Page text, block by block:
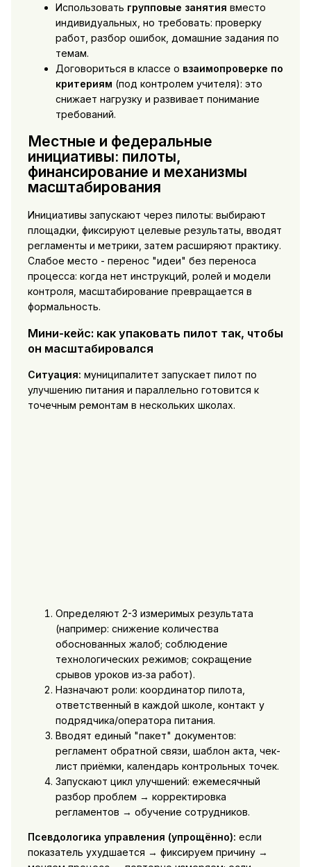
Использовать групповые занятия вместо
индивидуальных, но требовать: проверку
работ, разбор ошибок, домашние задания по
темам.
Договориться в классе о взаимопроверке по
критериям (под контролем учителя): это
снижает нагрузку и развивает понимание
требований.
Местные и федеральные
инициативы: пилоты,
финансирование и механизмы
масштабирования
Инициативы запускают через пилоты: выбирают
площадки, фиксируют целевые результаты, вводят
регламенты и метрики, затем расширяют практику.
Слабое место - перенос "идеи" без переноса
процесса: когда нет инструкций, ролей и модели
контроля, масштабирование превращается в
формальность.
Мини-кейс: как упаковать пилот так, чтобы
он масштабировался
Ситуация: муниципалитет запускает пилот по
улучшению питания и параллельно готовится к
точечным ремонтам в нескольких школах.
Определяют 2-3 измеримых результата
(например: снижение количества
обоснованных жалоб; соблюдение
технологических режимов; сокращение
срывов уроков из‑за работ).
Назначают роли: координатор пилота,
ответственный в каждой школе, контакт у
подрядчика/оператора питания.
Вводят единый "пакет" документов:
регламент обратной связи, шаблон акта, чек-
лист приёмки, календарь контрольных точек.
Запускают цикл улучшений: ежемесячный
разбор проблем → корректировка
регламентов → обучение сотрудников.
Псевдологика управления (упрощённо): если
показатель ухудшается → фиксируем причину →